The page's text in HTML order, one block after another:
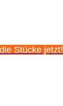
Stücke jetzt!